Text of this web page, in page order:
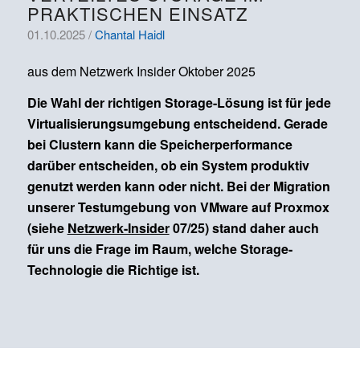
PRAKTISCHEN EINSATZ
01.10.2025 /Chantal Haidl
aus dem Netzwerk Insider Oktober 2025
Die Wahl der richtigen Storage-Lösung ist für jede
Virtualisierungsumgebung entscheidend. Gerade
bei Clustern kann die Speicherperformance
darüber entscheiden, ob ein System produktiv
genutzt werden kann oder nicht. Bei der Migration
unserer Testumgebung von VMware auf Proxmox
(siehe Netzwerk-Insider07/25) stand daher auch
für uns die Frage im Raum, welche Storage-
Technologie die Richtige ist.